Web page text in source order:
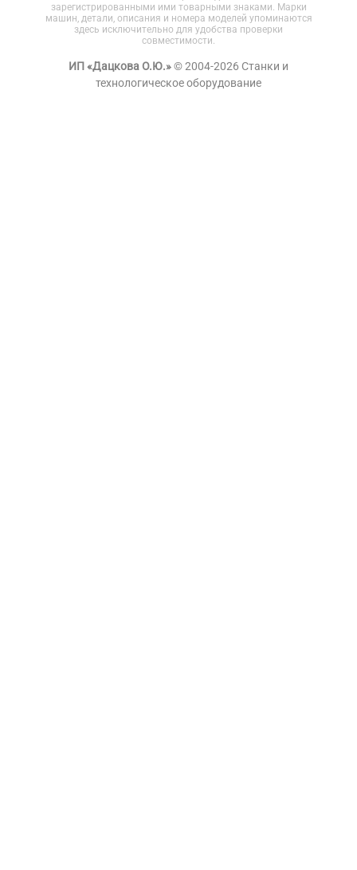
зарегистрированными ими товарными знаками. Марки
машин, детали, описания и номера моделей упоминаются
здесь исключительно для удобства проверки
совместимости.
ИП «Дацкова О.Ю.»© 2004-2026 Станки и
технологическое оборудование